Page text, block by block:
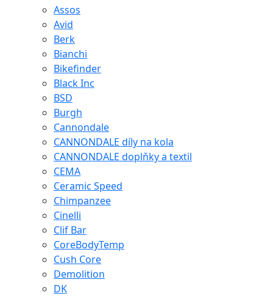
Assos
Avid
Berk
Bianchi
Bikefinder
Black Inc
BSD
Burgh
Cannondale
CANNONDALE díly na kola
CANNONDALE doplňky a textil
CEMA
Ceramic Speed
Chimpanzee
Cinelli
Clif Bar
CoreBodyTemp
Cush Core
Demolition
DK